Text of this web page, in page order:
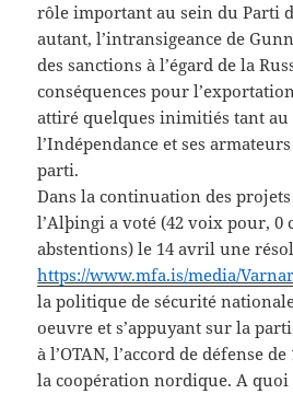
rôle important au sein du Parti
autant, l’intransigeance de
des sanctions à l’égard de la
conséquences pour
attiré quelques inimitiés tant au
l’Indépendance et ses
parti.
Dans la continuation des projets
l’Alþingi a voté (42 voix pour, 0
abstentions) le 14 avril une
https://www.mfa.is/media/
la politique de sécurité
oeuvre et s’appuyant sur la
à l’OTAN, l’accord de défense
la coopération nordique. A